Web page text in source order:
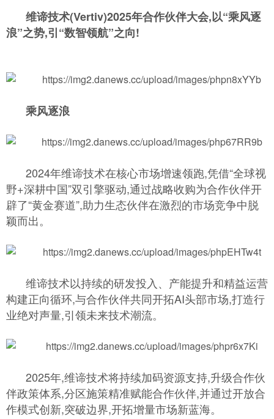
维谛技术(Vertiv)2025年合作伙伴大会,以“乘风逐
浪”之势,引“数智领航”之向!
乘风逐浪
2024年维谛技术在核心市场增速领跑,凭借“全球视
野+深耕中国”双引擎驱动,通过战略收购为合作伙伴开
辟了“黄金赛道”,助力生态伙伴在激烈的市场竞争中脱
颖而出。
维谛技术以持续的研发投入、产能提升和精益运营
构建正向循环,与合作伙伴共同开拓AI头部市场,打造行
业绝对声量,引领未来技术潮流。
2025年,维谛技术将持续加码资源支持,升级合作伙
伴政策体系,分区施策精准赋能合作伙伴,并通过开放合
作模式创新,突破边界,开拓增量市场新蓝海。